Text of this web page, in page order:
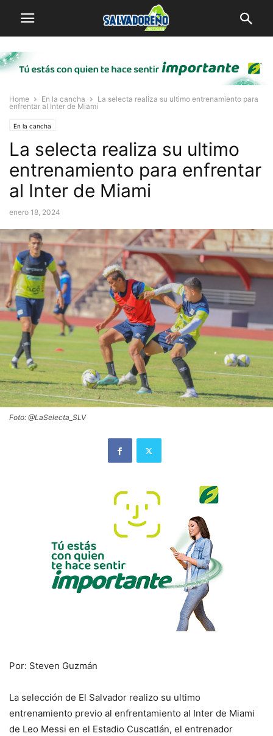
Home En la cancha
La selecta realiza su ultimo entrenamiento para
enfrentar al Inter de Miami
En la cancha
La selecta realiza su ultimo
entrenamiento para enfrentar
al Inter de Miami
enero 18, 2024
Foto: @LaSelecta_SLV
Por: Steven Guzmán
La selección de El Salvador realizo su ultimo
entrenamiento previo al enfrentamiento al Inter de Miami
de Leo Messi en el Estadio Cuscatlán, el entrenador